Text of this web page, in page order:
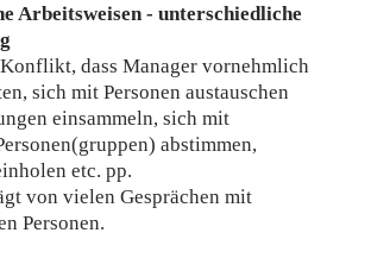
Arbeitsweisen - unterschiedliche
dass Manager vornehmlich
sich mit Personen austauschen
einsammeln, sich mit
abstimmen,
etc. pp.
von vielen Gesprächen mit
Personen.